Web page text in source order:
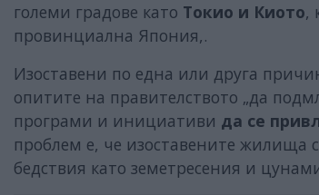
големи градове като Токио и Киото,
провинциална Япония,.
Изоставени по една или друга
опитите на правителството „да
програми и инициативи да се
проблем е, че изоставените жилища
бедствия като земетресения и